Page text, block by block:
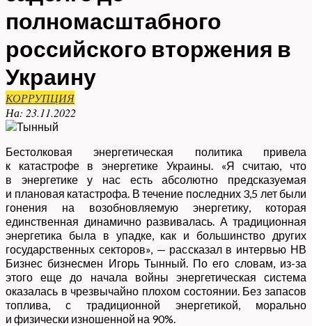
полномасштабного
российского вторжения в
Украину
КОРРУПЦИЯ
На: 23.11.2022
Бестолковая энергетическая политика привела
к катастрофе в энергетике Украины. «Я считаю, что
в энергетике у нас есть абсолютно предсказуемая
и плановая катастрофа. В течение последних 3,5 лет были
гонения на возобновляемую энергетику, которая
единственная динамично развивалась. А традиционная
энергетика была в упадке, как и большинство других
государственных секторов», — рассказал в интервью НВ
Бизнес бизнесмен Игорь Тынный. По его словам, из-за
этого еще до начала войны энергетическая система
оказалась в чрезвычайно плохом состоянии. Без запасов
топлива, с традиционной энергетикой, морально
и физически изношенной на 90%.